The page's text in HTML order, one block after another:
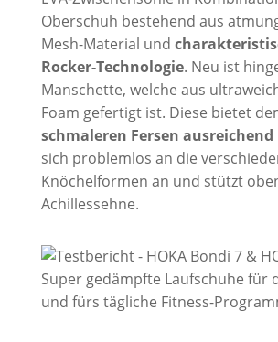
Oberschuh bestehend aus
Mesh-Material und
Rocker-Technologie. Neu ist
Manschette, welche aus
Foam gefertigt ist. Diese bietet
schmaleren Fersen
sich problemlos an die
Knöchelformen an und stützt
Achillessehne.